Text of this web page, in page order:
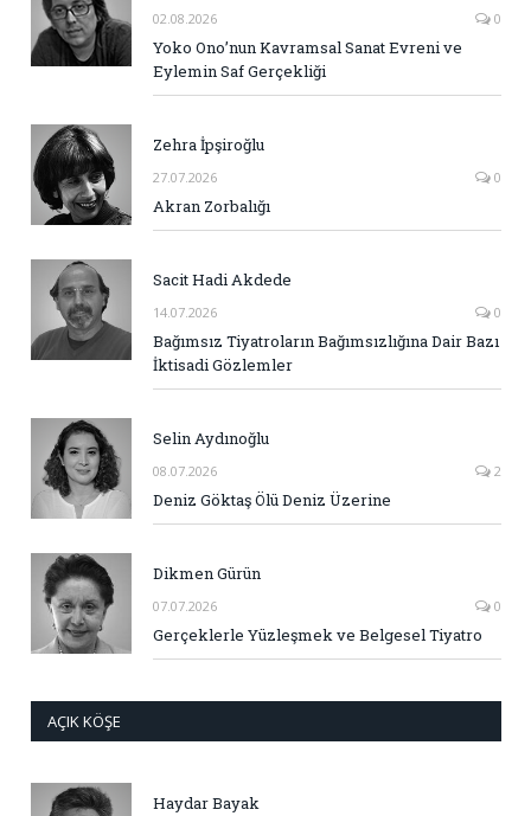
02.08.2026 0
Yoko Ono’nun Kavramsal Sanat Evreni ve
Eylemin Saf Gerçekliği
Zehra İpşiroğlu
27.07.2026 0
Akran Zorbalığı
Sacit Hadi Akdede
14.07.2026 0
Bağımsız Tiyatroların Bağımsızlığına Dair Bazı
İktisadi Gözlemler
Selin Aydınoğlu
08.07.2026 2
Deniz Göktaş Ölü Deniz Üzerine
Dikmen Gürün
07.07.2026 0
Gerçeklerle Yüzleşmek ve Belgesel Tiyatro
AÇIK KÖŞE
Haydar Bayak